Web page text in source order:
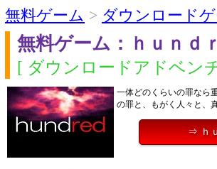
無料ゲーム > ダウンロード
無料ゲーム：ｈｕｎｄ
[ ダウンロードアドベン
一体どのくらいの罪なら
の罪と、もがく人々と、
⇒ ｈ